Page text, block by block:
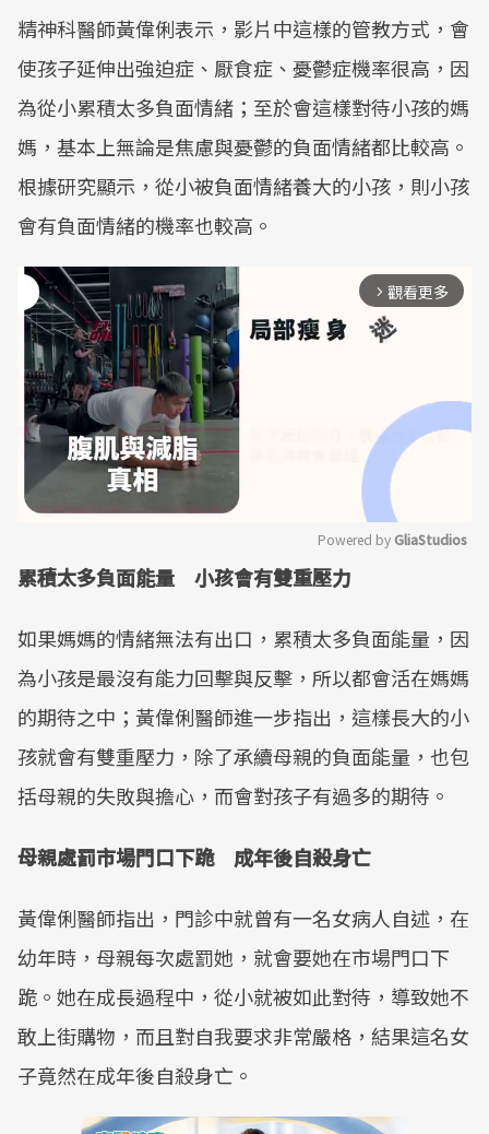
精神科醫師黃偉俐表示，影片中這樣的管教方式，會
使孩子延伸出強迫症、厭食症、憂鬱症機率很高，因
為從小累積太多負面情緒；至於會這樣對待小孩的媽
媽，基本上無論是焦慮與憂鬱的負面情緒都比較高。
根據研究顯示，從小被負面情緒養大的小孩，則小孩
會有負面情緒的機率也較高。
arrow_forward_ios 觀看更多
Powered by GliaStudios
累積太多負面能量 小孩會有雙重壓力
如果媽媽的情緒無法有出口，累積太多負面能量，因
為小孩是最沒有能力回擊與反擊，所以都會活在媽媽
的期待之中；黃偉俐醫師進一步指出，這樣長大的小
孩就會有雙重壓力，除了承續母親的負面能量，也包
括母親的失敗與擔心，而會對孩子有過多的期待。
母親處罰市場門口下跪 成年後自殺身亡
黃偉俐醫師指出，門診中就曾有一名女病人自述，在
幼年時，母親每次處罰她，就會要她在市場門口下
跪。她在成長過程中，從小就被如此對待，導致她不
敢上街購物，而且對自我要求非常嚴格，結果這名女
子竟然在成年後自殺身亡。